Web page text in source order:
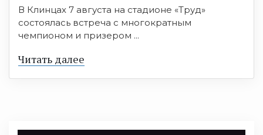
В Клинцах 7 августа на стадионе «Труд»
состоялась встреча с многократным
чемпионом и призером ...
Читать далее